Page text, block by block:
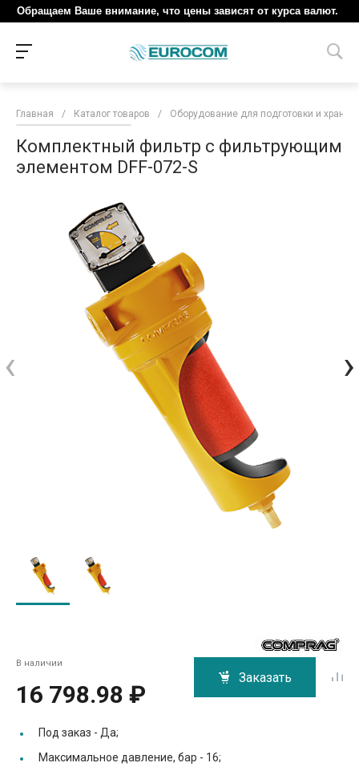
Обращаем Ваше внимание, что цены зависят от курса валют.
Главная / Каталог товаров / Оборудование для подготовки и
Комплектный фильтр с фильтрующим
элементом DFF-072-S
‹ ›
В наличии
16 798.98 ₽
Заказать
Под заказ - Да;
Максимальное давление, бар - 16;